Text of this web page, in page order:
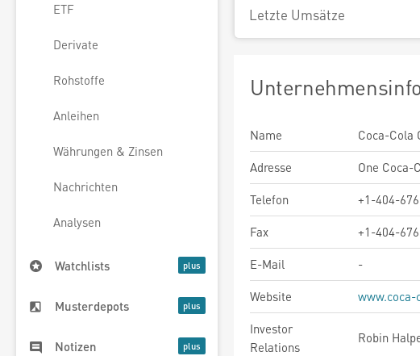
ETF
Derivate
Rohstoffe
Anleihen
Währungen & Zinsen
Nachrichten
Analysen
Watchlists
Musterdepots
Notizen
Letzte Umsätze
Name
Coca-Cola
Adresse
One Coca-
Telefon
+1-404-
Fax
+1-404-
E-Mail
-
Website
www.coca-
Investor
Relations
Robin